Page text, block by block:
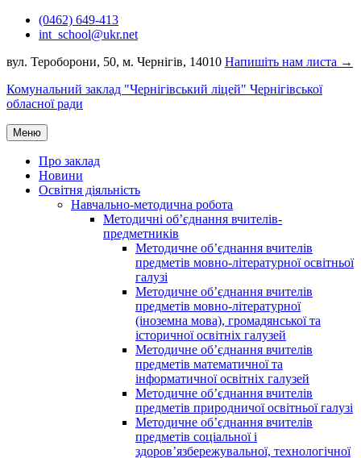
Перейти(0462) 649-413
int_school@ukr.net
вул. Тероборони, 50, м. Чернігів, 14010 Напишіть нам листа →
Комунальний заклад "Чернігівський ліцей" Чернігівської
обласної ради
Меню
Про заклад
Новини
Освітня діяльність
Навчально-методична робота
Методичні об’єднання вчителів-
предметників
Методичне об’єднання вчителів
предметів мовно-літературної освітньої
галузі
Методичне об’єднання вчителів
предметів мовно-літературної
(іноземна мова), громадянської та
історичної освітніх галузей
Методичне об’єднання вчителів
предметів математичної та
інформатичної освітніх галузей
Методичне об’єднання вчителів
предметів природничої освітньої галузі
Методичне об’єднання вчителів
предметів соціальної і
здоров’язбережувальної, технологічної